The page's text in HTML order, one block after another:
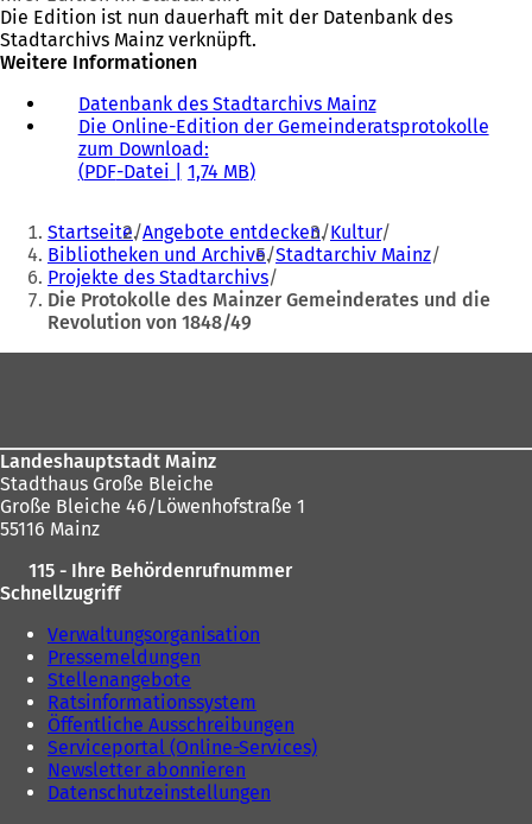
Die Edition ist nun dauerhaft mit der Datenbank des
Stadtarchivs Mainz verknüpft.
Weitere Informationen
Datenbank des Stadtarchivs Mainz(
Ö
t
i
e
n
e
Die Online-Edition der Gemeinderatsprotokolle
zum Download:
PDF-Datei 1,74 MB
Sie
befinden
sich
hier:
Startseite Angebote entdecken Kultur
Bibliotheken und Archive Stadtarchiv Mainz
Projekte des Stadtarchivs
Die Protokolle des Mainzer Gemeinderates und die
Revolution von 1848/49
Landeshauptstadt Mainz
Stadthaus Große Bleiche
Große Bleiche 46/Löwenhofstraße 1
55116 Mainz
115 - Ihre Behördenrufnummer
Schnellzugriff
Verwaltungsorganisation
Pressemeldungen
Stellenangebote
Ratsinformationssystem
Öffentliche Ausschreibungen
Serviceportal (Online-Services)
Newsletter abonnieren
Datenschutzeinstellungen